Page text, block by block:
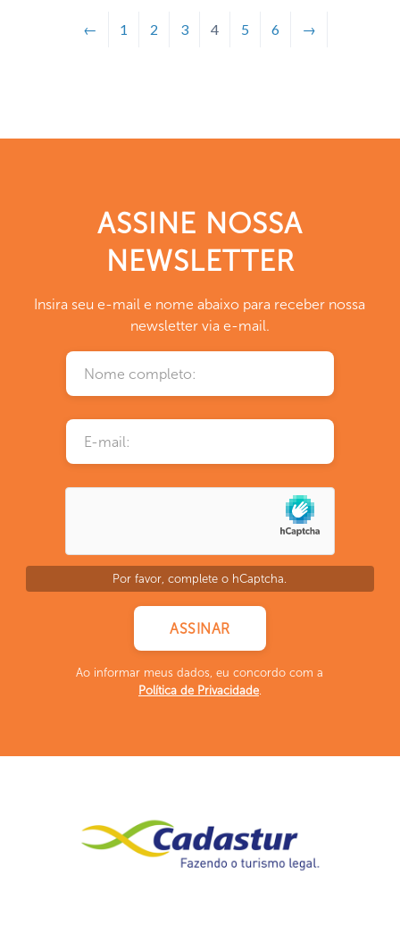
← 1 2 3 4 5 6 →
ASSINE NOSSA
NEWSLETTER
Insira seu e-mail e nome abaixo para receber nossa
newsletter via e-mail.
Por favor, complete o hCaptcha.
Ao informar meus dados, eu concordo com a
Política de Privacidade.